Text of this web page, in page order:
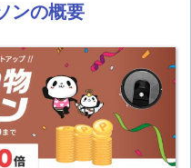
ンの概要